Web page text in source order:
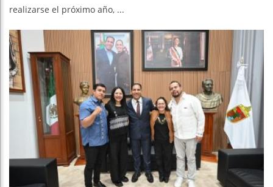
realizarse el próximo año, ...